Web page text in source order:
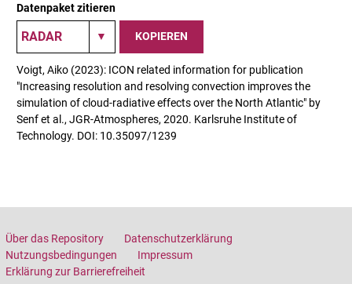
Datenpaket zitieren
KOPIEREN
Voigt, Aiko (2023): ICON related information for publication
"Increasing resolution and resolving convection improves the
simulation of cloud‐radiative effects over the North Atlantic" by
Senf et al., JGR-Atmospheres, 2020. Karlsruhe Institute of
Technology. DOI: 10.35097/1239
Über das Repository
Datenschutzerklärung
Nutzungsbedingungen
Impressum
Erklärung zur Barrierefreiheit